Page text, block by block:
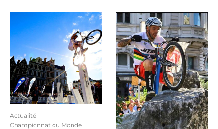
Actualité
Championnat du Monde